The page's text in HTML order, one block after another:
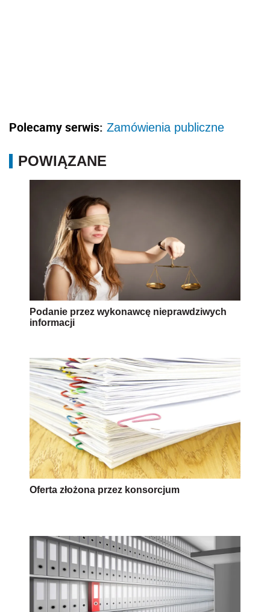
Polecamy serwis: Zamówienia publiczne
POWIĄZANE
Podanie przez wykonawcę nieprawdziwych
informacji
Oferta złożona przez konsorcjum